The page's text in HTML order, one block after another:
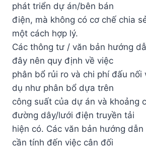
phát triển dự án/bên bán
điện, mà không có cơ chế chia
một cách hợp lý.
Các thông tư / văn bản hướng
đây nên quy định về việc
phân bổ rủi ro và chi phí đấu nối
dụ như phân bổ dựa trên
công suất của dự án và khoảng
đường dây/lưới điện truyền tải
hiện có. Các văn bản hướng
cần tính đến việc cân đối